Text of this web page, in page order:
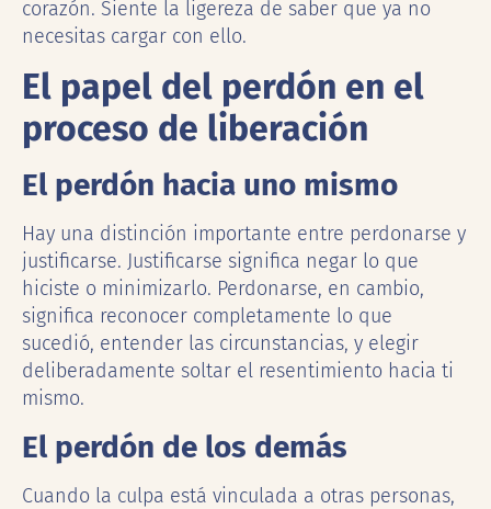
corazón. Siente la ligereza de saber que ya no
necesitas cargar con ello.
El papel del perdón en el
proceso de liberación
El perdón hacia uno mismo
Hay una distinción importante entre perdonarse y
justificarse. Justificarse significa negar lo que
hiciste o minimizarlo. Perdonarse, en cambio,
significa reconocer completamente lo que
sucedió, entender las circunstancias, y elegir
deliberadamente soltar el resentimiento hacia ti
mismo.
El perdón de los demás
Cuando la culpa está vinculada a otras personas,